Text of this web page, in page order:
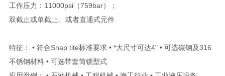
工作压力：11000psi（759bar）；
双截止或单截止、或者直通式元件
特征： • 符合Snap tite标准要求 • *大尺寸可达4" • 可选碳钢及316
不锈钢材料 • 可选带套筒锁型式